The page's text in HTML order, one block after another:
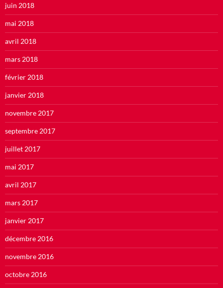
juin 2018
mai 2018
avril 2018
mars 2018
février 2018
janvier 2018
novembre 2017
septembre 2017
juillet 2017
mai 2017
avril 2017
mars 2017
janvier 2017
décembre 2016
novembre 2016
octobre 2016